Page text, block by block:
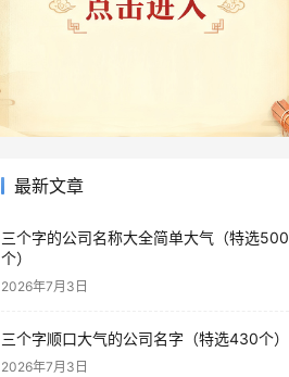
最新文章
三个字的公司名称大全简单大气（特选500
个）
2026年7月3日
三个字顺口大气的公司名字（特选430个）
2026年7月3日